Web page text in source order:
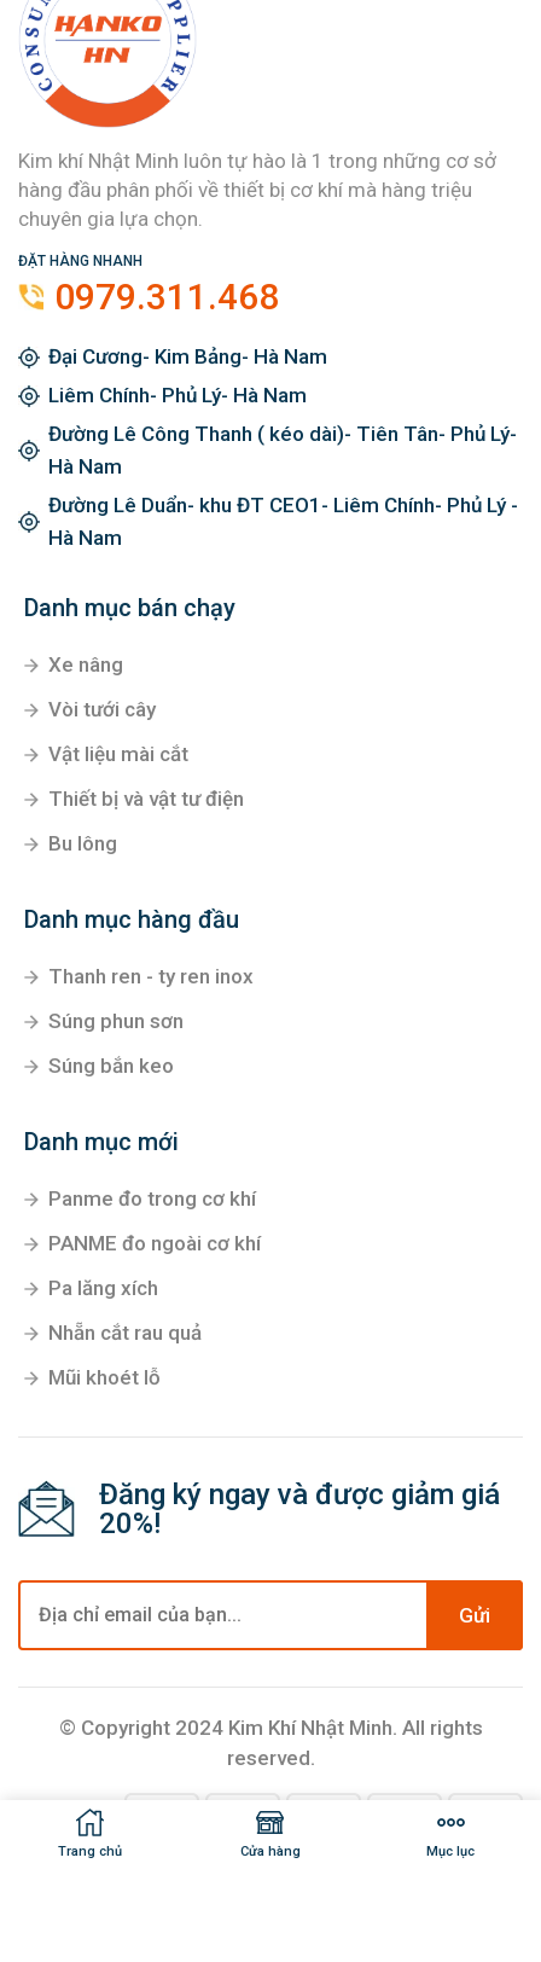
Trang chủ Cửa hàng Mục lục
Kim khí Nhật Minh luôn tự hào là 1 trong những cơ sở
hàng đầu phân phối về thiết bị cơ khí mà hàng triệu
chuyên gia lựa chọn.
ĐẶT HÀNG NHANH
0979.311.468
Đại Cương- Kim Bảng- Hà Nam
Liêm Chính- Phủ Lý- Hà Nam
Đường Lê Công Thanh ( kéo dài)- Tiên Tân- Phủ Lý-
Hà Nam
Đường Lê Duẩn- khu ĐT CEO1- Liêm Chính- Phủ Lý -
Hà Nam
Danh mục bán chạy
Xe nâng
Vòi tưới cây
Vật liệu mài cắt
Thiết bị và vật tư điện
Bu lông
Danh mục hàng đầu
Thanh ren - ty ren inox
Súng phun sơn
Súng bắn keo
Danh mục mới
Panme đo trong cơ khí
PANME đo ngoài cơ khí
Pa lăng xích
Nhẵn cắt rau quả
Mũi khoét lỗ
Đăng ký ngay và được giảm giá
20%!
Gửi
© Copyright 2024 Kim Khí Nhật Minh. All rights
reserved.